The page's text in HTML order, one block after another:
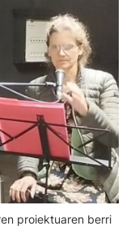
proiektuaren berri